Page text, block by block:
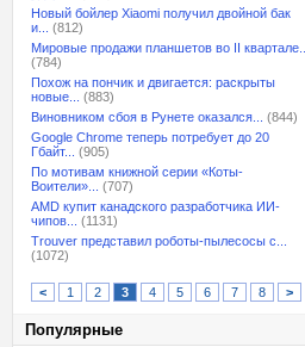
Новый бойлер Xiaomi получил двойной бак
и...
(812)
Мировые продажи планшетов во II квартале...
(784)
Похож на пончик и двигается: раскрыты
новые...
(883)
Виновником сбоя в Рунете оказался...
(844)
Google Chrome теперь потребует до 20
Гбайт...
(905)
По мотивам книжной серии «Коты-
Воители»...
(707)
AMD купит канадского разработчика ИИ-
чипов...
(1131)
Trouver представил роботы-пылесосы с...
(1072)
< 1 2 3 4 5 6 7 8 >
Популярные